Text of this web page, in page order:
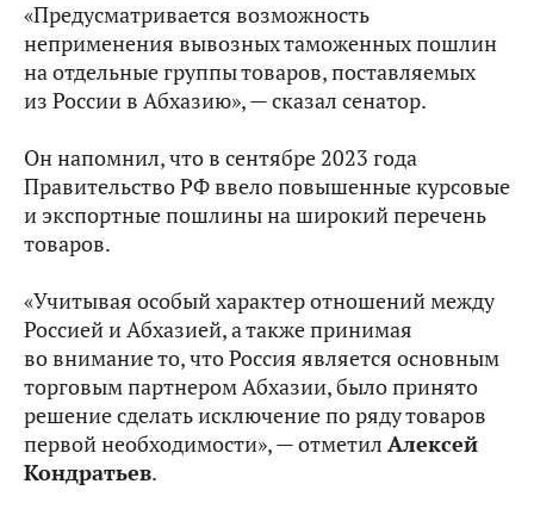
«Предусматривается возможность
неприменения вывозных таможенных пошлин
на отдельные группы товаров, поставляемых
из России в Абхазию», — сказал сенатор.
Он напомнил, что в сентябре 2023 года
Правительство РФ ввело повышенные курсовые
и экспортные пошлины на широкий перечень
товаров.
«Учитывая особый характер отношений между
Россией и Абхазией, а также принимая
во внимание то, что Россия является основным
торговым партнером Абхазии, было принято
решение сделать исключение по ряду товаров
первой необходимости», — отметил Алексей
Кондратьев.